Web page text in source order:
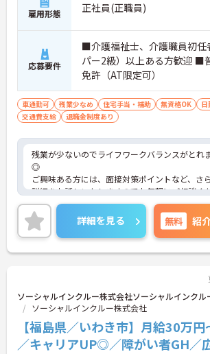
雇用形態 正社員(正職員)
応募要件
■介護福祉士、介護職員初任
パー2級）以上ある方歓迎 ■
免許（AT限定可）
車通勤可 残業少なめ 住宅手当・補助 無資格OK 日
交通費支給
退職金制度あり
残業が少ないのでライフワークバランスがとれ
◎
ご興味ある方には、面接対策ポイントなど、さ
詳細をお話しいたしますのでお気軽にご相談く
い！
詳細を見る 無料 紹
ソーシャルインクルー株式会社ソーシャルインク
ソーシャルインクルー株式会社
【福島県／いわき市】月給30万
／キャリアUP◎／障がい者GH／